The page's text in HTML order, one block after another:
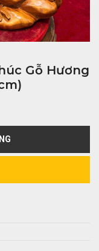
Gỗ Hương